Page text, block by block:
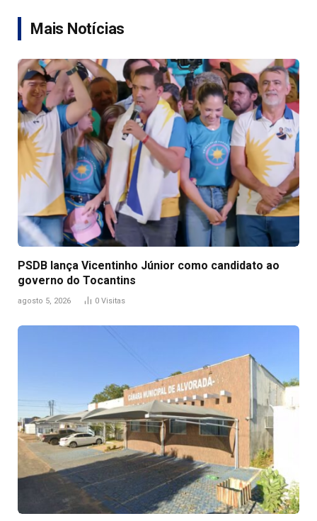
Mais Notícias
PSDB lança Vicentinho Júnior como candidato ao
governo do Tocantins
agosto 5, 2026 0 Visitas